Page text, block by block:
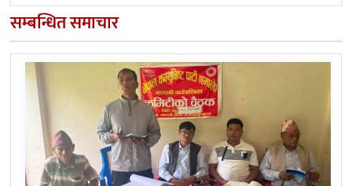
सम्बन्धित समाचार